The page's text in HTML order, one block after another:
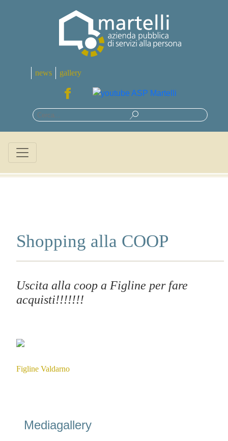
news gallery
Shopping alla COOP
Uscita alla coop a Figline per fare
acquisti!!!!!!!
Figline Valdarno
Mediagallery